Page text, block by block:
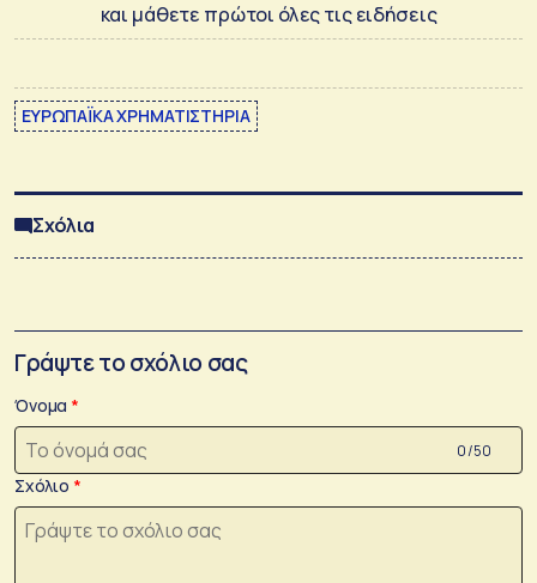
και μάθετε πρώτοι όλες τις ειδήσεις
ΕΥΡΩΠΑΪΚΑ ΧΡΗΜΑΤΙΣΤΗΡΙΑ
Σχόλια
Γράψτε το σχόλιο σας
Όνομα
0 /50
Σχόλιο